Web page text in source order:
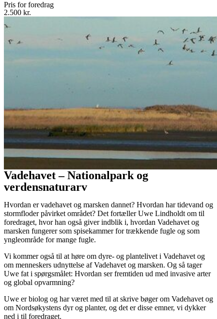
Pris for foredrag
2.500 kr.
Vadehavet – Nationalpark og
verdensnaturarv
Hvordan er vadehavet og marsken dannet? Hvordan har tidevand og
stormfloder påvirket området? Det fortæller Uwe Lindholdt om til
foredraget, hvor han også giver indblik i, hvordan Vadehavet og
marsken fungerer som spisekammer for trækkende fugle og som
yngleområde for mange fugle.
Vi kommer også til at høre om dyre- og plantelivet i Vadehavet og
om menneskers udnyttelse af Vadehavet og marsken. Og så tager
Uwe fat i spørgsmålet: Hvordan ser fremtiden ud med invasive arter
og global opvarmning?
Uwe er biolog og har været med til at skrive bøger om Vadehavet og
om Nordsøkystens dyr og planter, og det er disse emner, vi dykker
ned i til foredraget.